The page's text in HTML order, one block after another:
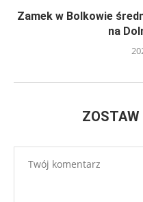
Zamek w Bolkowie
na
ZOSTAW